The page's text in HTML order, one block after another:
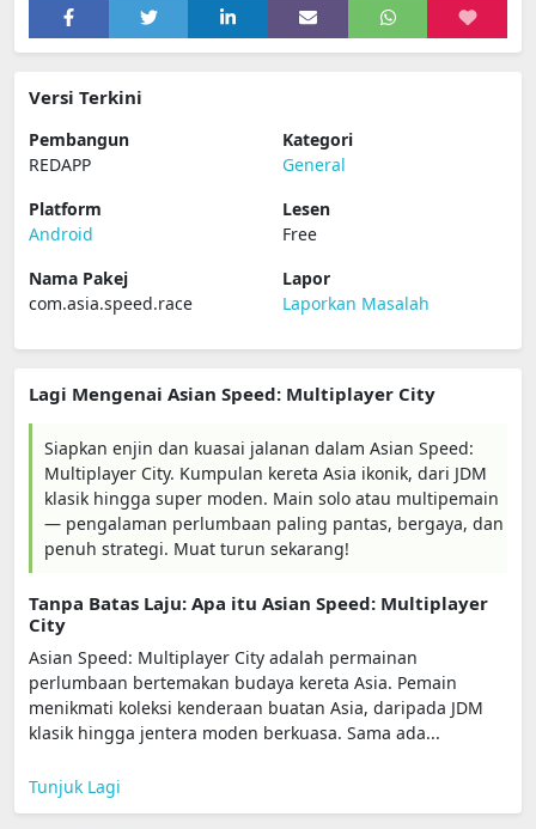
Versi Terkini
Pembangun
REDAPP
Kategori
General
Platform
Android
Lesen
Free
Nama Pakej
com.asia.speed.race
Lapor
Laporkan Masalah
Lagi Mengenai Asian Speed: Multiplayer City
Siapkan enjin dan kuasai jalanan dalam Asian Speed:
Multiplayer City. Kumpulan kereta Asia ikonik, dari JDM
klasik hingga super moden. Main solo atau multipemain
— pengalaman perlumbaan paling pantas, bergaya, dan
penuh strategi. Muat turun sekarang!
Tanpa Batas Laju: Apa itu Asian Speed: Multiplayer
City
Asian Speed: Multiplayer City adalah permainan
perlumbaan bertemakan budaya kereta Asia. Pemain
menikmati koleksi kenderaan buatan Asia, daripada JDM
klasik hingga jentera moden berkuasa. Sama ada...
Tunjuk Lagi